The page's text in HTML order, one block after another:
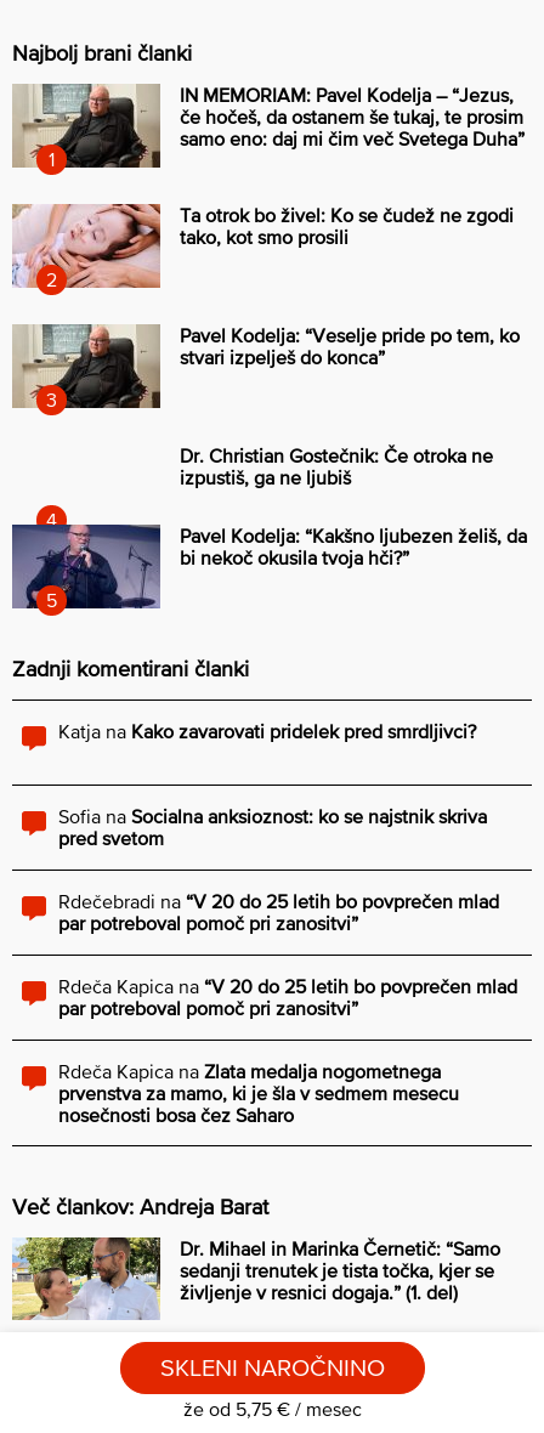
Najbolj brani članki
IN MEMORIAM: Pavel Kodelja – “Jezus,
če hočeš, da ostanem še tukaj, te prosim
samo eno: daj mi čim več Svetega Duha”
Ta otrok bo živel: Ko se čudež ne zgodi
tako, kot smo prosili
Pavel Kodelja: “Veselje pride po tem, ko
stvari izpelješ do konca”
Dr. Christian Gostečnik: Če otroka ne
izpustiš, ga ne ljubiš
Pavel Kodelja: “Kakšno ljubezen želiš, da
bi nekoč okusila tvoja hči?”
Zadnji komentirani članki
Katja na Kako zavarovati pridelek pred smrdljivci?
Sofia na Socialna anksioznost: ko se najstnik skriva
pred svetom
Rdečebradi na “V 20 do 25 letih bo povprečen mlad
par potreboval pomoč pri zanositvi”
Rdeča Kapica na “V 20 do 25 letih bo povprečen mlad
par potreboval pomoč pri zanositvi”
Rdeča Kapica na Zlata medalja nogometnega
prvenstva za mamo, ki je šla v sedmem mesecu
nosečnosti bosa čez Saharo
Več člankov: Andreja Barat
Dr. Mihael in Marinka Černetič: “Samo
sedanji trenutek je tista točka, kjer se
življenje v resnici dogaja.” (1. del)
Kako lahko normalen človek pristane v krempljih guruja?
SKLENI NAROČNINO
že od 5,75 € / mesec